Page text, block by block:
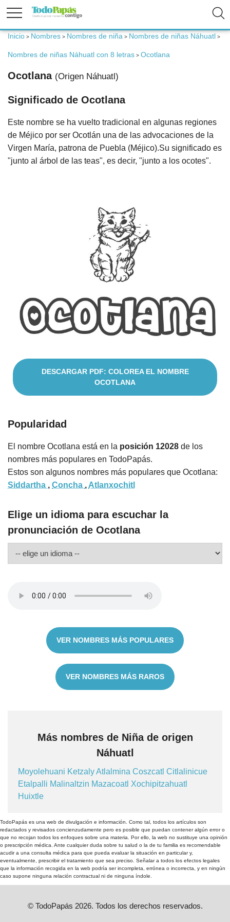
Embarazo
Niños
Inicio > Nombres > Nombres de niña > Nombres de niñas Náhuatl >
Nombres de niñas Náhuatl con 8 letras > Ocotlana
Ocotlana (Origen Náhuatl)
Significado de Ocotlana
Este nombre se ha vuelto tradicional en algunas regiones
de Méjico por ser Ocotlán una de las advocaciones de la
Virgen María, patrona de Puebla (Méjico).Su significado es
"junto al árbol de las teas", es decir, "junto a los ocotes".
DESCARGAR PDF: COLOREA EL NOMBRE
OCOTLANA
Popularidad
El nombre Ocotlana está en la posición 12028 de los
nombres más populares en TodoPapás.
Estos son algunos nombres más populares que Ocotlana:
Siddartha , Concha , Atlanxochitl
Elige un idioma para escuchar la
pronunciación de Ocotlana
VER NOMBRES MÁS POPULARES
VER NOMBRES MÁS RAROS
Más nombres de Niña de origen
Náhuatl
Moyolehuani KetzalyAtlalmina Coszcatl Citlalinicue
Etalpalli Malinaltzin Mazacoatl Xochipitzahuatl
Huixtle
TodoPapás es una web de divulgación e información. Como tal, todos los artículos son
redactados y revisados concienzudamente pero es posible que puedan contener algún error o
que no recojan todos los enfoques sobre una materia. Por ello, la web no sustituye una opinión
o prescripción médica. Ante cualquier duda sobre tu salud o la de tu familia es recomendable
acudir a una consulta médica para que pueda evaluar la situación en particular y,
eventualmente, prescribir el tratamiento que sea preciso. Señalar a todos los efectos legales
que la información recogida en la web podría ser incompleta, errónea o incorrecta, y en ningún
caso supone ninguna relación contractual ni de ninguna índole.
© TodoPapás 2026. Todos los derechos reservados.